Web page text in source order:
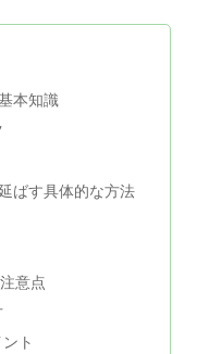
本知識
ばす具体的な方法
意点
ト